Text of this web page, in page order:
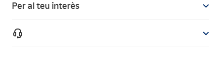
Per al teu interès